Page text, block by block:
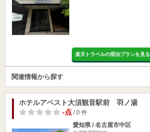
楽天トラベルの宿泊プランを見る
関連情報から探す
ホテルアベスト大須観音駅前 羽ノ湯
-点 / 0 件
愛知県 / 名古屋市中区